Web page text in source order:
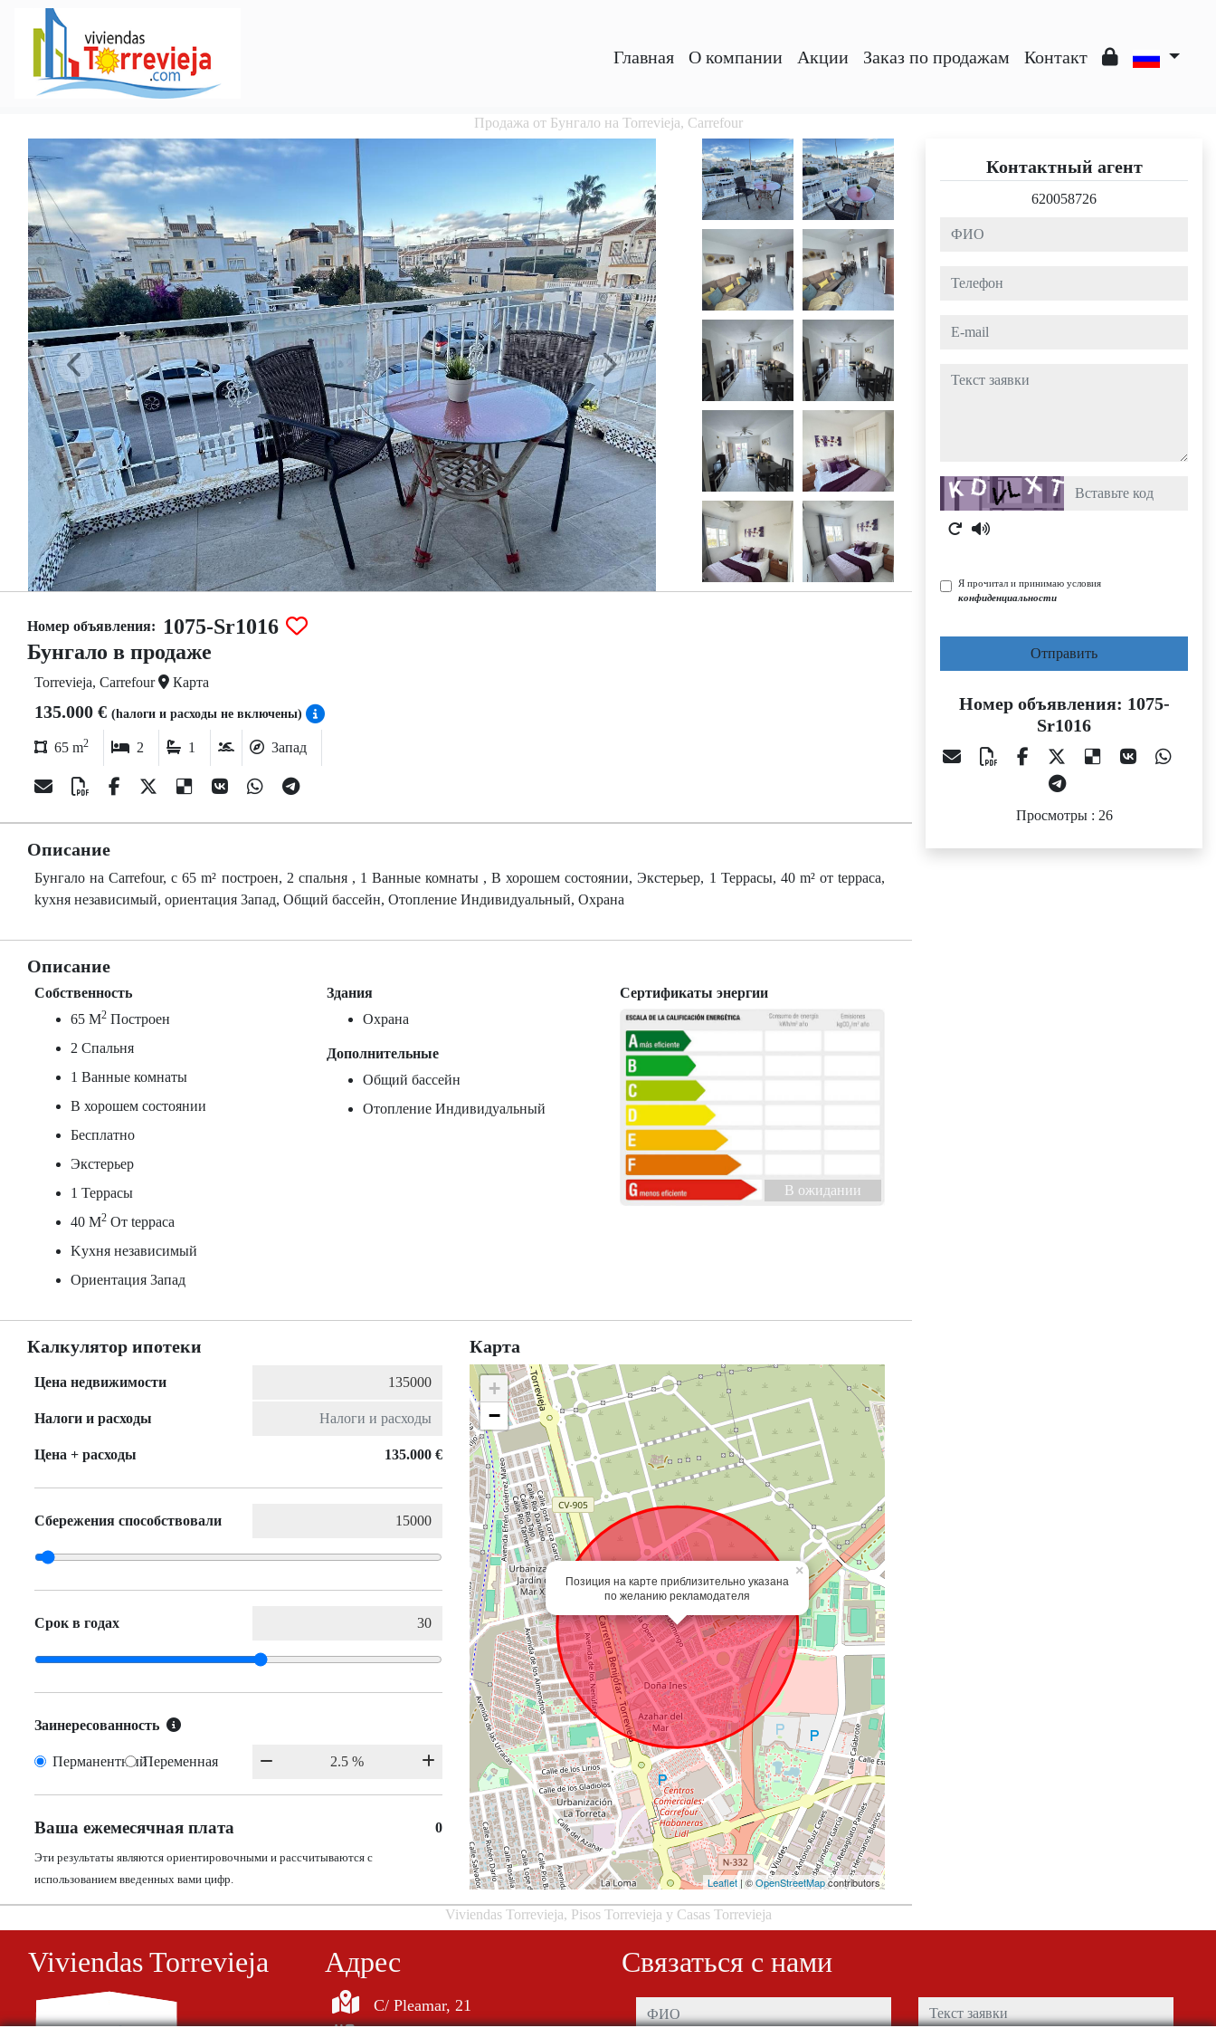
Главная O компании Акции Заказ по продажам Контакт
Продажа от Бунгало на Torrevieja, Carrefour
Номер объявления:
1075-Sr1016
Бунгало в продаже
Torrevieja, Carrefour Карта
135.000 € (hалоги и расходы не включены)
65 m2 2 1 3апад
Описание
Бунгало на Carrefour, c 65 m² построен, 2 спальня , 1 Ванные комнаты , В хорошем состоянии, Экстерьер, 1 Террасы, 40 m² от tерраса,
kухня независимый, ориентация 3апад, Общий бассейн, Отопление Индивидуальный, Охрана
Описание
Собственность
65 M2 Построен
2 Спальня
1 Ванные комнаты
В хорошем состоянии
Бесплатно
Экстерьер
1 Террасы
40 M2 От tерраса
Kухня независимый
Ориентация 3апад
Здания
Охрана
Дополнительные
Общий бассейн
Отопление Индивидуальный
Сертификаты энергии
B ожидании
Калкулятор ипотеки
Цена недвижимости
Налоги и расходы
Цена + расходы 135.000 €
Сбережения способствовали
Срок в годах
Заинересованность
ПерманентныйПеременная
Ваша ежемесячная плата 0
Эти результаты являются ориентировочными и рассчитываются с
использованием введенных вами цифр.
Карта
Позиция на карте приблизительно указана
по желанию рекламодателя
×
+
−
Leaflet | ©OpenStreetMapcontributors
Контактный агент
620058726
ФИО
Телефон
e-mail
Текст заявки
Captcha
Я прочитал и принимаю условия
конфиденциальности
Отправить
Номер объявления: 1075-
Sr1016
Просмотры : 26
Viviendas Torrevieja, Pisos Torrevieja y Casas Torrevieja
Viviendas Torrevieja Aдрес
C/ Pleamar, 21
Связаться с нами
ФИО Текст заявки